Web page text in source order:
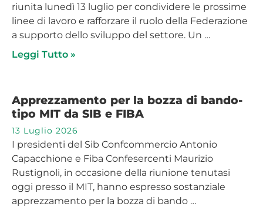
riunita lunedì 13 luglio per condividere le prossime
linee di lavoro e rafforzare il ruolo della Federazione
a supporto dello sviluppo del settore. Un …
Leggi Tutto »
Apprezzamento per la bozza di bando-
tipo MIT da SIB e FIBA
13 Luglio 2026
I presidenti del Sib Confcommercio Antonio
Capacchione e Fiba Confesercenti Maurizio
Rustignoli, in occasione della riunione tenutasi
oggi presso il MIT, hanno espresso sostanziale
apprezzamento per la bozza di bando …